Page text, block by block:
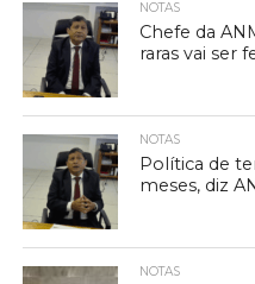
NOTAS
Chefe da
raras vai ser
NOTAS
Política de
meses, diz
NOTAS